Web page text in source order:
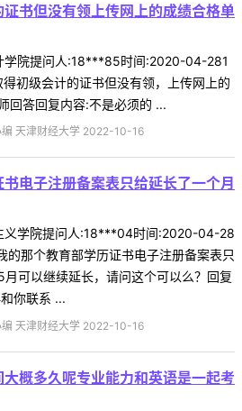
书但没有领上传网上的成绩合格单
学院提问人:18***85时间:2020-04-281
初级会计的证书但没有领，上传网上的
回答回复内容:不是必须的 ...
编 天津财经大学 2022-10-16
电子注册备案表只给延长了一个月
义学院提问人:18***04时间:2020-04-28
的那个教育部学历证书电子注册备案表只
可以继续延长，请问这个可以么？回复
你联系 ...
编 天津财经大学 2022-10-16
概多久呢专业能力和英语是一起考